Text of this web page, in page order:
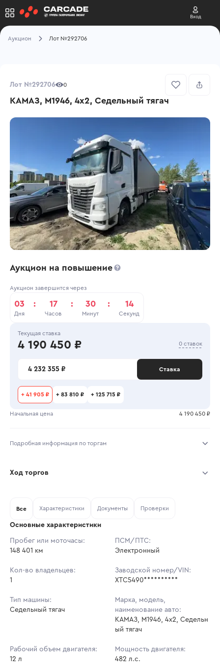
Вход
Аукцион Лот №292706
Лот №292706 0
КАМАЗ, М1946, 4x2, Седельный тягач
Аукцион на повышение
Аукцион завершится через
03
Дня
: 17
Часов
: 30
Минут
: 14
Секунд
Текущая ставка
4 190 450 ₽ 0 ставок
4 232 355 ₽ Ставка
+ 41 905 ₽ + 83 810 ₽ + 125 715 ₽
Начальная цена 4 190 450 ₽
Подробная информация по торгам
Тип аукциона: Открытые торги
Шаг торгов: 41 905 ₽
Кол-во ставок:
Ход торгов
Ставок не найдено
в аукционах
Все Характеристики Документы Проверки
Основные характеристики
Пробег или моточасы:
148 401 км
ПСМ/ПТС:
Электронный
Кол-во владельцев:
1
Заводской номер/VIN:
XTC5490**********
Тип машины:
Седельный тягач
Марка, модель,
наименование авто:
КАМАЗ, М1946, 4x2, Седельн
ый тягач
Рабочий объем двигателя:
12 л
Мощность двигателя:
482 л.с.